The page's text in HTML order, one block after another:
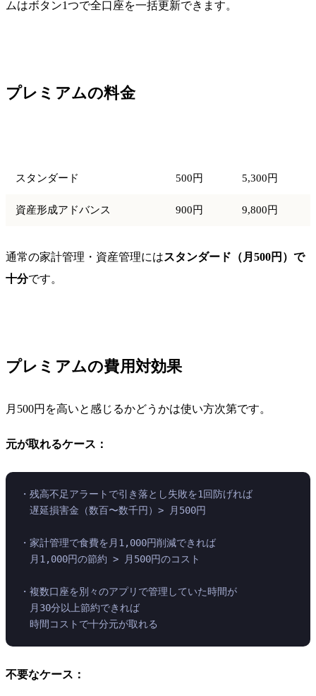
ムはボタン1つで全口座を一括更新できます。
プレミアムの料金
スタンダード 500円 5,300円
資産形成アドバンス 900円 9,800円
通常の家計管理・資産管理にはスタンダード（月500円）で
十分です。
プレミアムの費用対効果
月500円を高いと感じるかどうかは使い方次第です。
元が取れるケース：
・残高不足アラートで引き落とし失敗を1回防げれば
遅延損害金（数百〜数千円）> 月500円
・家計管理で食費を月1,000円削減できれば
月1,000円の節約 > 月500円のコスト
・複数口座を別々のアプリで管理していた時間が
月30分以上節約できれば
時間コストで十分元が取れる
不要なケース：